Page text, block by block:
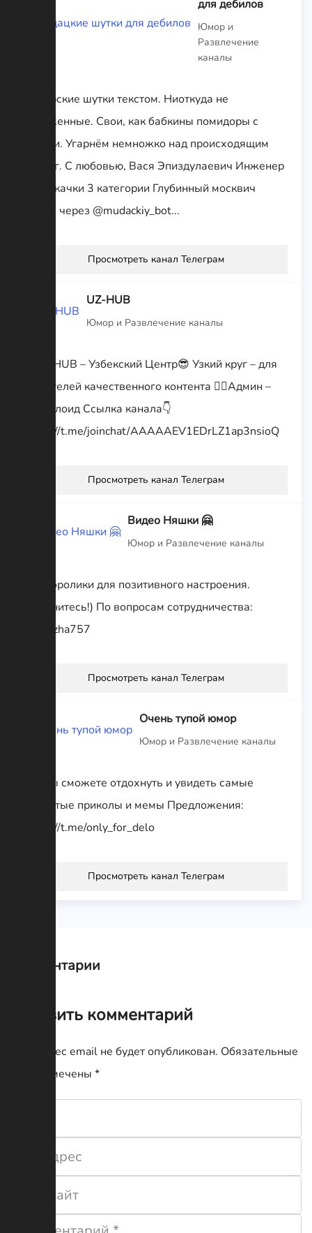
для дебилов
Юмор и
Развлечение
каналы
Авторские шутки текстом. Ниоткуда не
спизженные. Свои, как бабкины помидоры с
грядки. Угарнём немножко над происходящим
вокруг. С любовью, Вася Эпиздулаевич Инженер
говнокачки 3 категории Глубинный москвич
Связь через @mudackiy_bot...
Просмотреть канал Телеграм
UZ-HUB
Юмор и Развлечение каналы
🎥UZ HUB – Узбекский Центр😎 Узкий круг – для
любителей качественного контента 🕵️‍♂️Админ –
Рептилоид Ссылка канала👇
https://t.me/joinchat/AAAAAEV1EDrLZ1ap3nsioQ
Просмотреть канал Телеграм
Видео Няшки 🤗
Юмор и Развлечение каналы
Видеоролики для позитивного настроения.
Улыбнитесь!) По вопросам сотрудничества:
@snezha757
Просмотреть канал Телеграм
Очень тупой юмор
Юмор и Развлечение каналы
Тут вы сможете отдохнуть и увидеть самые
упоротые приколы и мемы Предложения:
https://t.me/only_for_delo
Просмотреть канал Телеграм
Комментарии
Оставить комментарий
Ваш адрес email не будет опубликован. Обязательные
поля помечены *